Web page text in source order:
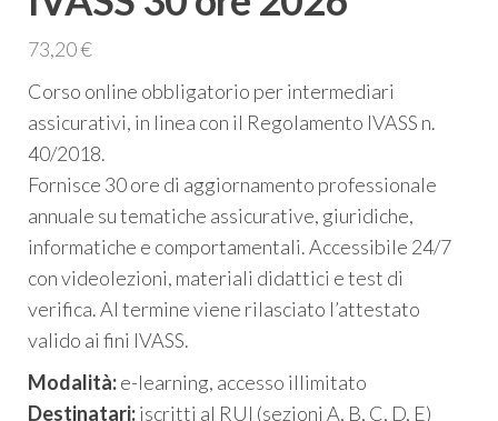
73,20€
Corso online obbligatorio per intermediari
assicurativi, in linea con il Regolamento IVASS n.
40/2018.
Fornisce 30 ore di aggiornamento professionale
annuale su tematiche assicurative, giuridiche,
informatiche e comportamentali. Accessibile 24/7
con videolezioni, materiali didattici e test di
verifica. Al termine viene rilasciato l’attestato
valido ai fini IVASS.
Modalità:e-learning, accesso illimitato
Destinatari:iscritti al RUI (sezioni A, B, C, D, E)